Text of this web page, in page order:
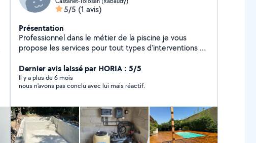
5/5 (1 avis)
Présentation
Professionnel dans le métier de la piscine je vous
propose les services pour tout types d'interventions et
de pH , pompe à chaleur , remise en état bassin ,liner
et autres Ainsi que tout les entretient d'espaces vert
Dernier avis laissé par HORIA : 5/5
Il y a plus de 6 mois
nous n'avons pas conclu avec lui mais réactif.